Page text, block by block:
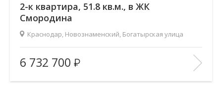
2-к квартира, 51.8 кв.м., в ЖК
Смородина
Краснодар, Новознаменский, Богатырская улица
Площадь (общ/жил/кух), м2:
51.79/28.68/11.66
Количество комнат:
2
Этаж:
7/12
6 732 700